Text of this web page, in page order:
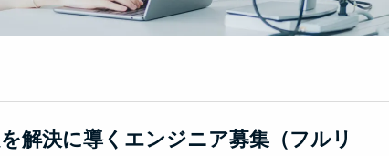
解決に導くエンジニア募集（フルリ